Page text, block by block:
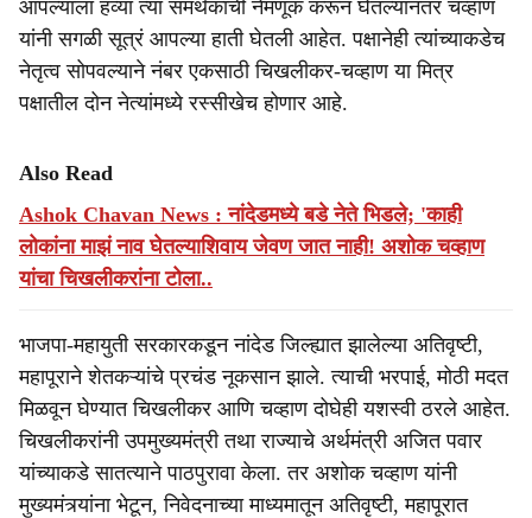
आपल्याला हव्या त्या समर्थकांची नेमणूक करून घेतल्यानंतर चव्हाण
यांनी सगळी सूत्रं आपल्या हाती घेतली आहेत. पक्षानेही त्यांच्याकडेच
नेतृत्व सोपवल्याने नंबर एकसाठी चिखलीकर-चव्हाण या मित्र
पक्षातील दोन नेत्यांमध्ये रस्सीखेच होणार आहे.
Also Read
Ashok Chavan News : नांदेडमध्ये बडे नेते भिडले; 'काही
लोकांना माझं नाव घेतल्याशिवाय जेवण जात नाही! अशोक चव्हाण
यांचा चिखलीकरांना टोला..
भाजपा-महायुती सरकारकडून नांदेड जिल्ह्यात झालेल्या अतिवृष्टी,
महापूराने शेतकऱ्यांचे प्रचंड नूकसान झाले. त्याची भरपाई, मोठी मदत
मिळवून घेण्यात चिखलीकर आणि चव्हाण दोघेही यशस्वी ठरले आहेत.
चिखलीकरांनी उपमुख्यमंत्री तथा राज्याचे अर्थमंत्री अजित पवार
यांच्याकडे सातत्याने पाठपुरावा केला. तर अशोक चव्हाण यांनी
मुख्यमंत्र्यांना भेटून, निवेदनाच्या माध्यमातून अतिवृष्टी, महापूरात